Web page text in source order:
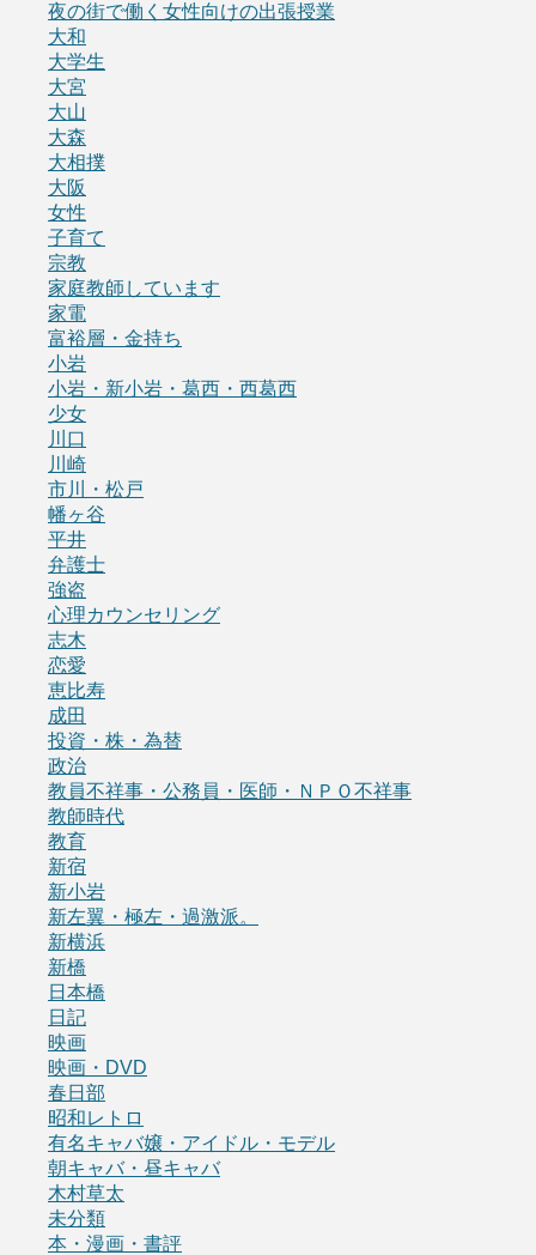
夜の街で働く女性向けの出張授業
大和
大学生
大宮
大山
大森
大相撲
大阪
女性
子育て
宗教
家庭教師しています
家電
富裕層・金持ち
小岩
小岩・新小岩・葛西・西葛西
少女
川口
川崎
市川・松戸
幡ヶ谷
平井
弁護士
強盗
心理カウンセリング
志木
恋愛
恵比寿
成田
投資・株・為替
政治
教員不祥事・公務員・医師・ＮＰＯ不祥事
教師時代
教育
新宿
新小岩
新左翼・極左・過激派。
新横浜
新橋
日本橋
日記
映画
映画・DVD
春日部
昭和レトロ
有名キャバ嬢・アイドル・モデル
朝キャバ・昼キャバ
木村草太
未分類
本・漫画・書評